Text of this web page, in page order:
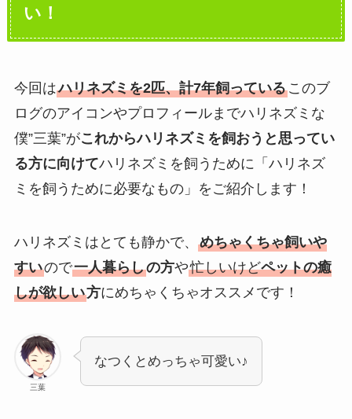
い！
今回はハリネズミを2匹、計7年飼っているこのブ
ログのアイコンやプロフィールまでハリネズミな
僕”三葉”がこれからハリネズミを飼おうと思ってい
る方に向けてハリネズミを飼うために 「ハリネズ
ミを飼うために必要なもの」 をご紹介します！
ハリネズミは とても静かで、 めちゃくちゃ飼いや
すいので一人暮らしの方や忙しいけどペットの癒
しが欲しい方にめちゃくちゃオススメです！
三葉
なつくとめっちゃ可愛い♪